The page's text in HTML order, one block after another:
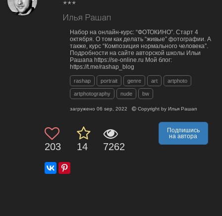
***
Илья Рашап
Набор на онлайн-курс: “ФОТОКИНО”. Старт 4
октября. О том как делать “живые” фотографии. А
также, курс “Композиция нормального человека”.
Подробности на сайте авторской школы Ильи
Рашапа https://se-online.ru Мой блог:
https://t.me/rashap_blog
rashap portrait genre art artphoto
artphotography nude bw
загружено 06 sep, 2022 Copyright by Илья Рашап
203 14 7262
Подпишись
на автора